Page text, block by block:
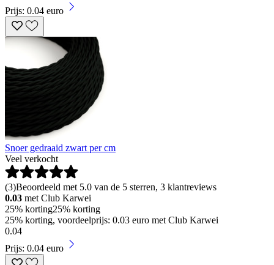
Prijs: 0.04 euro
Snoer gedraaid zwart per cm
Veel verkocht
(3)Beoordeeld met 5.0 van de 5 sterren, 3 klantreviews
0.03 met Club Karwei
25% korting25% korting
25% korting, voordeelprijs: 0.03 euro met Club Karwei
0.04
Prijs: 0.04 euro